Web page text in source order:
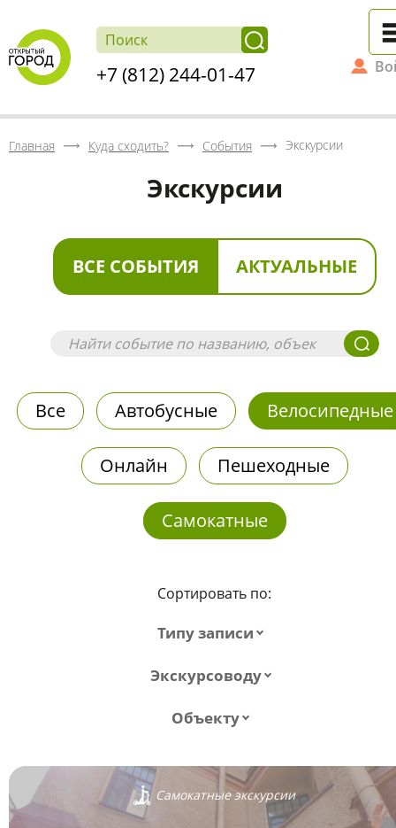
+7 (812) 244-01-47
Главная Куда сходить? События Экскурсии
Экскурсии
ВСЕ СОБЫТИЯ АКТУАЛЬНЫЕ
Все Автобусные Велосипедные
Онлайн Пешеходные
Самокатные
Сортировать по:
Типу записи
Экскурсоводу
Объекту
Самокатные экскурсии